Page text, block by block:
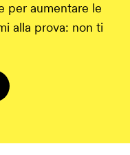
per aumentare le
alla prova: non ti